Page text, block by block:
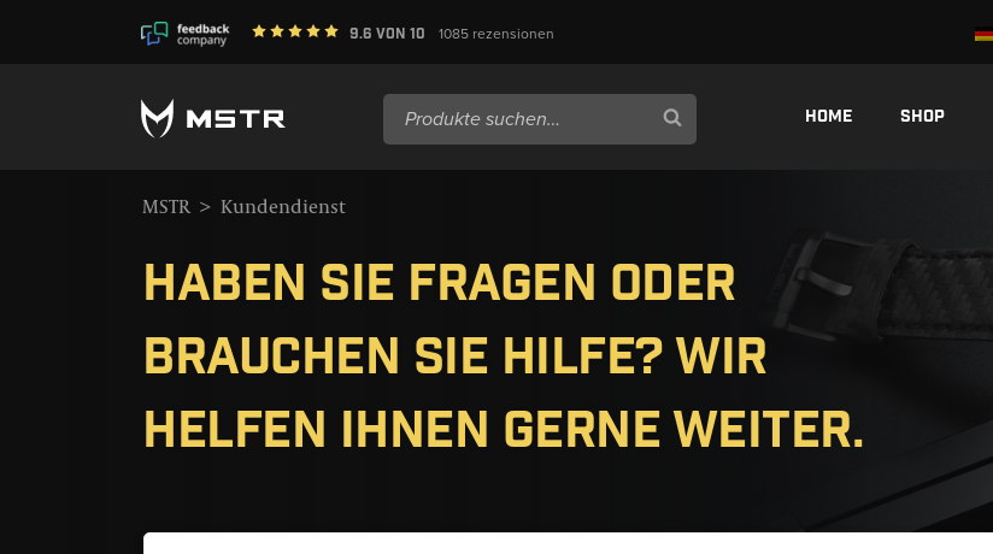
9.6 Von 10 1085 rezensionen
Suche
nach:
Home Shop
MSTR > Kundendienst
Haben Sie Fragen oder
brauchen Sie Hilfe? Wir
helfen Ihnen gerne weiter.